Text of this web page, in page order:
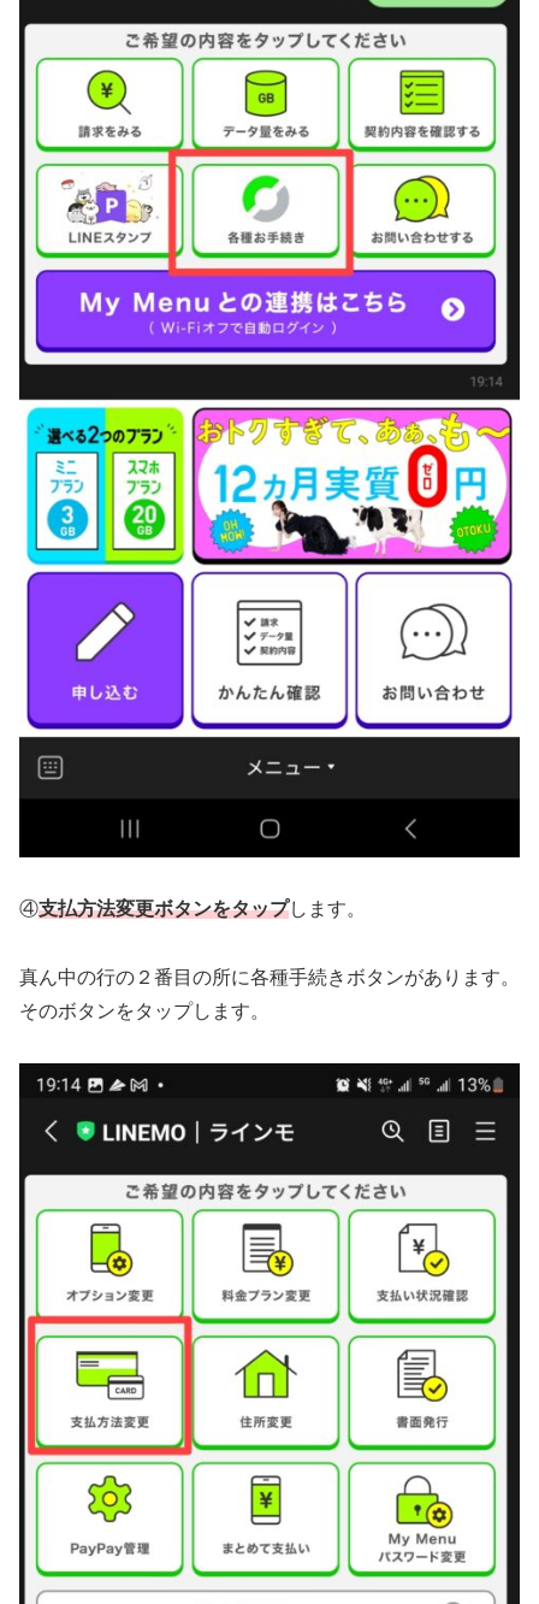
④支払方法変更ボタンをタップします。
真ん中の行の２番目の所に各種手続きボタンがあります。
そのボタンをタップします。